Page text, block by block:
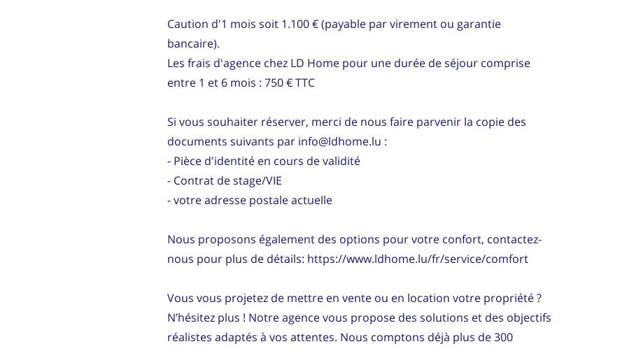
Caution d'1 mois soit 1.100 € (payable par virement ou garantie
bancaire).
Les frais d'agence chez LD Home pour une durée de séjour comprise
entre 1 et 6 mois : 750 € TTC
Si vous souhaiter réserver, merci de nous faire parvenir la copie des
documents suivants par info@ldhome.lu :
- Pièce d'identité en cours de validité
- Contrat de stage/VIE
- votre adresse postale actuelle
Nous proposons également des options pour votre confort, contactez-
nous pour plus de détails: https://www.ldhome.lu/fr/service/comfort
Vous vous projetez de mettre en vente ou en location votre propriété ?
N’hésitez plus ! Notre agence vous propose des solutions et des objectifs
réalistes adaptés à vos attentes. Nous comptons déjà plus de 300